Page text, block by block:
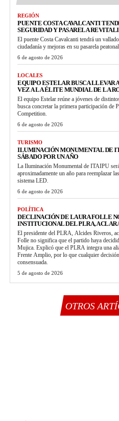
REGIÓN
PUENTE COSTA CAVALCANTI
SEGURIDAD Y PASARELA
El puente Costa Cavalcanti tendrá un
ciudadanía y mejoras en su pasarela peatonal.
6 de agosto de 2026
LOCALES
EQUIPO ESTELAR BUSCA LLEVAR
VEZ A LA ÉLITE MUNDIAL DE LA
El equipo Estelar reúne a jóvenes de
busca concretar la primera participación de
Competition.
6 de agosto de 2026
TURISMO
ILUMINACIÓN MONUMENTAL DE
SÁBADO POR UN AÑO
La Iluminación Monumental de ITAIPU
aproximadamente un año para reemplazar
sistema LED.
6 de agosto de 2026
POLÍTICA
DECLINACIÓN DE LAURA FOLLE
INSTITUCIONAL DEL PLRA,
El presidente del PLRA, Alcides Riveros,
Folle no significa que el partido haya
Mujica. Explicó que el PLRA integra una
Frente Amplio, por lo que cualquier
consensuada.
5 de agosto de 2026
OTROS